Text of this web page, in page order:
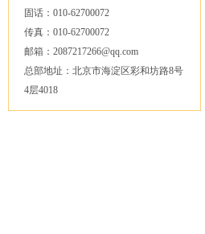
固话：010-62700072
传真：010-62700072
邮箱：2087217266@qq.com
总部地址：北京市海淀区彩和坊路8号
4层4018